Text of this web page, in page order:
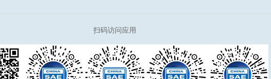
扫码访问应用